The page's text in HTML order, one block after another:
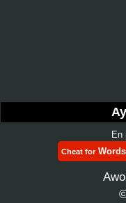
En
Cheat for